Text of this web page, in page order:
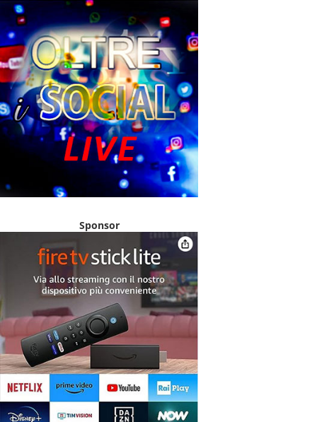
Sponsor